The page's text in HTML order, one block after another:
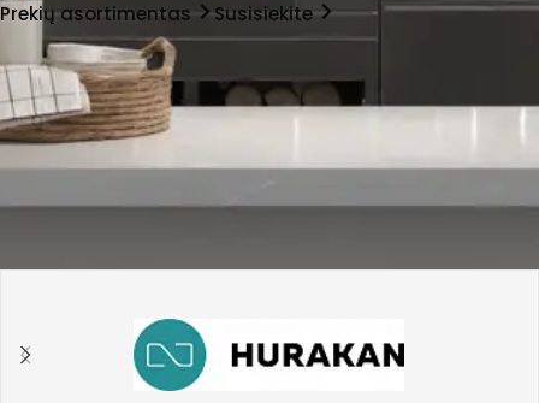
Prekių asortimentas Susisiekite